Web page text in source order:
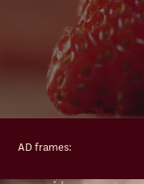
AD frames: